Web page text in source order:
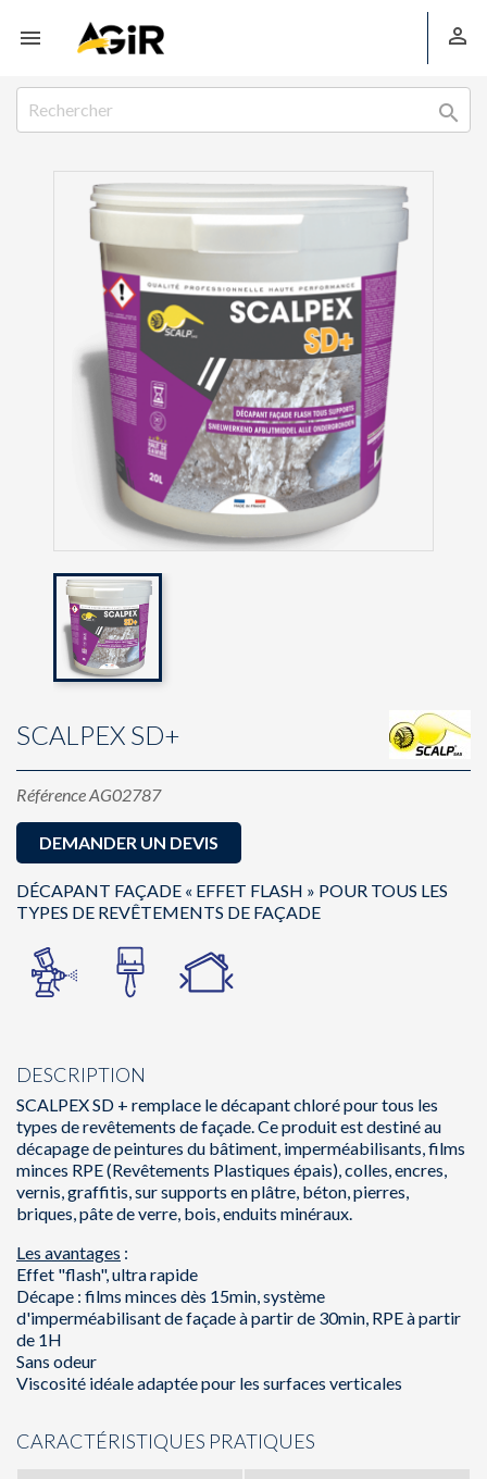
 

SCALPEX SD+
RéférenceAG02787
DEMANDER UN DEVIS
DÉCAPANT FAÇADE « EFFET FLASH » POUR TOUS LES
TYPES DE REVÊTEMENTS DE FAÇADE
DESCRIPTION
SCALPEX SD + remplace le décapant chloré pour tous les
types de revêtements de façade. Ce produit est destiné au
décapage de peintures du bâtiment, imperméabilisants, films
minces RPE (Revêtements Plastiques épais), colles, encres,
vernis, graffitis, sur supports en plâtre, béton, pierres,
briques, pâte de verre, bois, enduits minéraux.
Les avantages :
Effet "flash", ultra rapide
Décape : films minces dès 15min, système
d'imperméabilisant de façade à partir de 30min, RPE à partir
de 1H
Sans odeur
Viscosité idéale adaptée pour les surfaces verticales
CARACTÉRISTIQUES PRATIQUES